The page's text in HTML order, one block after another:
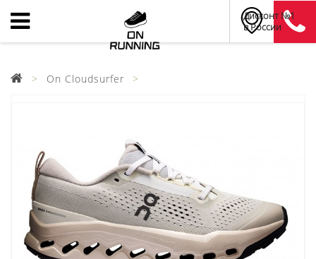
Дисконт №1
в России
On Cloudsurfer